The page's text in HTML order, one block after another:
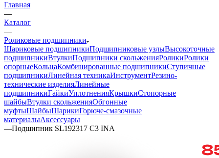
Главная
—
Каталог
—
Роликовые подшипники
Шариковые подшипникиПодшипниковые узлыВысокоточные
подшипникиВтулкиПодшипники скольженияРоликиРолики
опорныеКольцаКомбинированные подшипникиСтупичные
подшипникиЛинейная техникаИнструментРезино-
технические изделияЛинейные
подшипникиГайкиУплотненияКрышкиСтопорные
шайбыВтулки скольженияОбгонные
муфтыШайбыШарикиГорюче-смазочные
материалыАксессуары
—Подшипник SL192317 C3 INA